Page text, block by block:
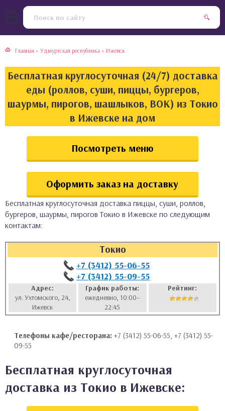
Главная » Удмуртская республика » Ижевск
Бесплатная круглосуточная (24/7) доставка
еды (роллов, суши, пиццы, бургеров,
шаурмы, пирогов, шашлыков, ВОК) из Токио
в Ижевске на дом
Посмотреть меню
Оформить заказ на доставку
Бесплатная круглосуточная доставка пиццы, суши, роллов,
бургеров, шаурмы, пирогов Токио в Ижевске по следующим
контактам:
Токио
+7 (3412) 55-06-55
+7 (3412) 55-09-55
Адрес:
ул. Ухтомского, 24,
Ижевск
График работы:
ежедневно, 10:00–
22:45
Рейтинг:
Телефоны кафе/ресторана: +7 (3412) 55-06-55, +7 (3412) 55-
09-55
Бесплатная круглосуточная
доставка из Токио в Ижевске:
кухня
кухня
кухня
кухня
булочки